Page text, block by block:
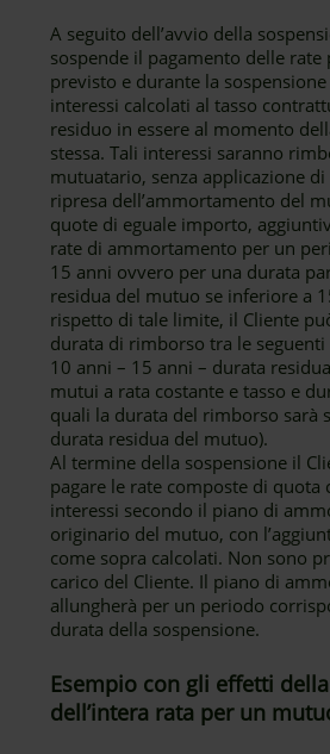
A seguito dell’avvio della
sospende il pagamento delle
previsto e durante la
interessi calcolati al tasso
residuo in essere al momento
stessa. Tali interessi saranno
mutuatario, senza applicazione
ripresa dell’ammortamento del
quote di eguale importo,
rate di ammortamento per un
15 anni ovvero per una durata
residua del mutuo se inferiore a
rispetto di tale limite, il Cliente
durata di rimborso tra le
10 anni – 15 anni – durata
mutui a rata costante e tasso e
quali la durata del rimborso sarà
durata residua del mutuo).
Al termine della sospensione il
pagare le rate composte di quota
interessi secondo il piano di
originario del mutuo, con
come sopra calcolati. Non sono
carico del Cliente. Il piano di
allungherà per un periodo
durata della sospensione.
Esempio con gli effetti
dell’intera rata per un